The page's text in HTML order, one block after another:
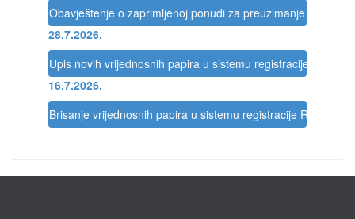
Obavještenje o zaprimljenoj ponudi za preuzimanje društva
28.7.2026.
Upis novih vrijednosnih papira u sistemu registracije Registra
16.7.2026.
Brisanje vrijednosnih papira u sistemu registracije Registra